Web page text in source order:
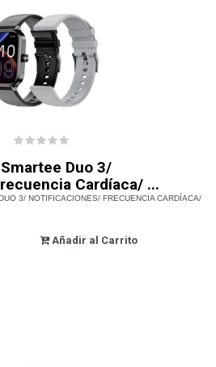
Duo 3/
Cardíaca/ ...
3/ NOTIFICACIONES/ FRECUENCIA CARDÍACA/
Añadir al Carrito